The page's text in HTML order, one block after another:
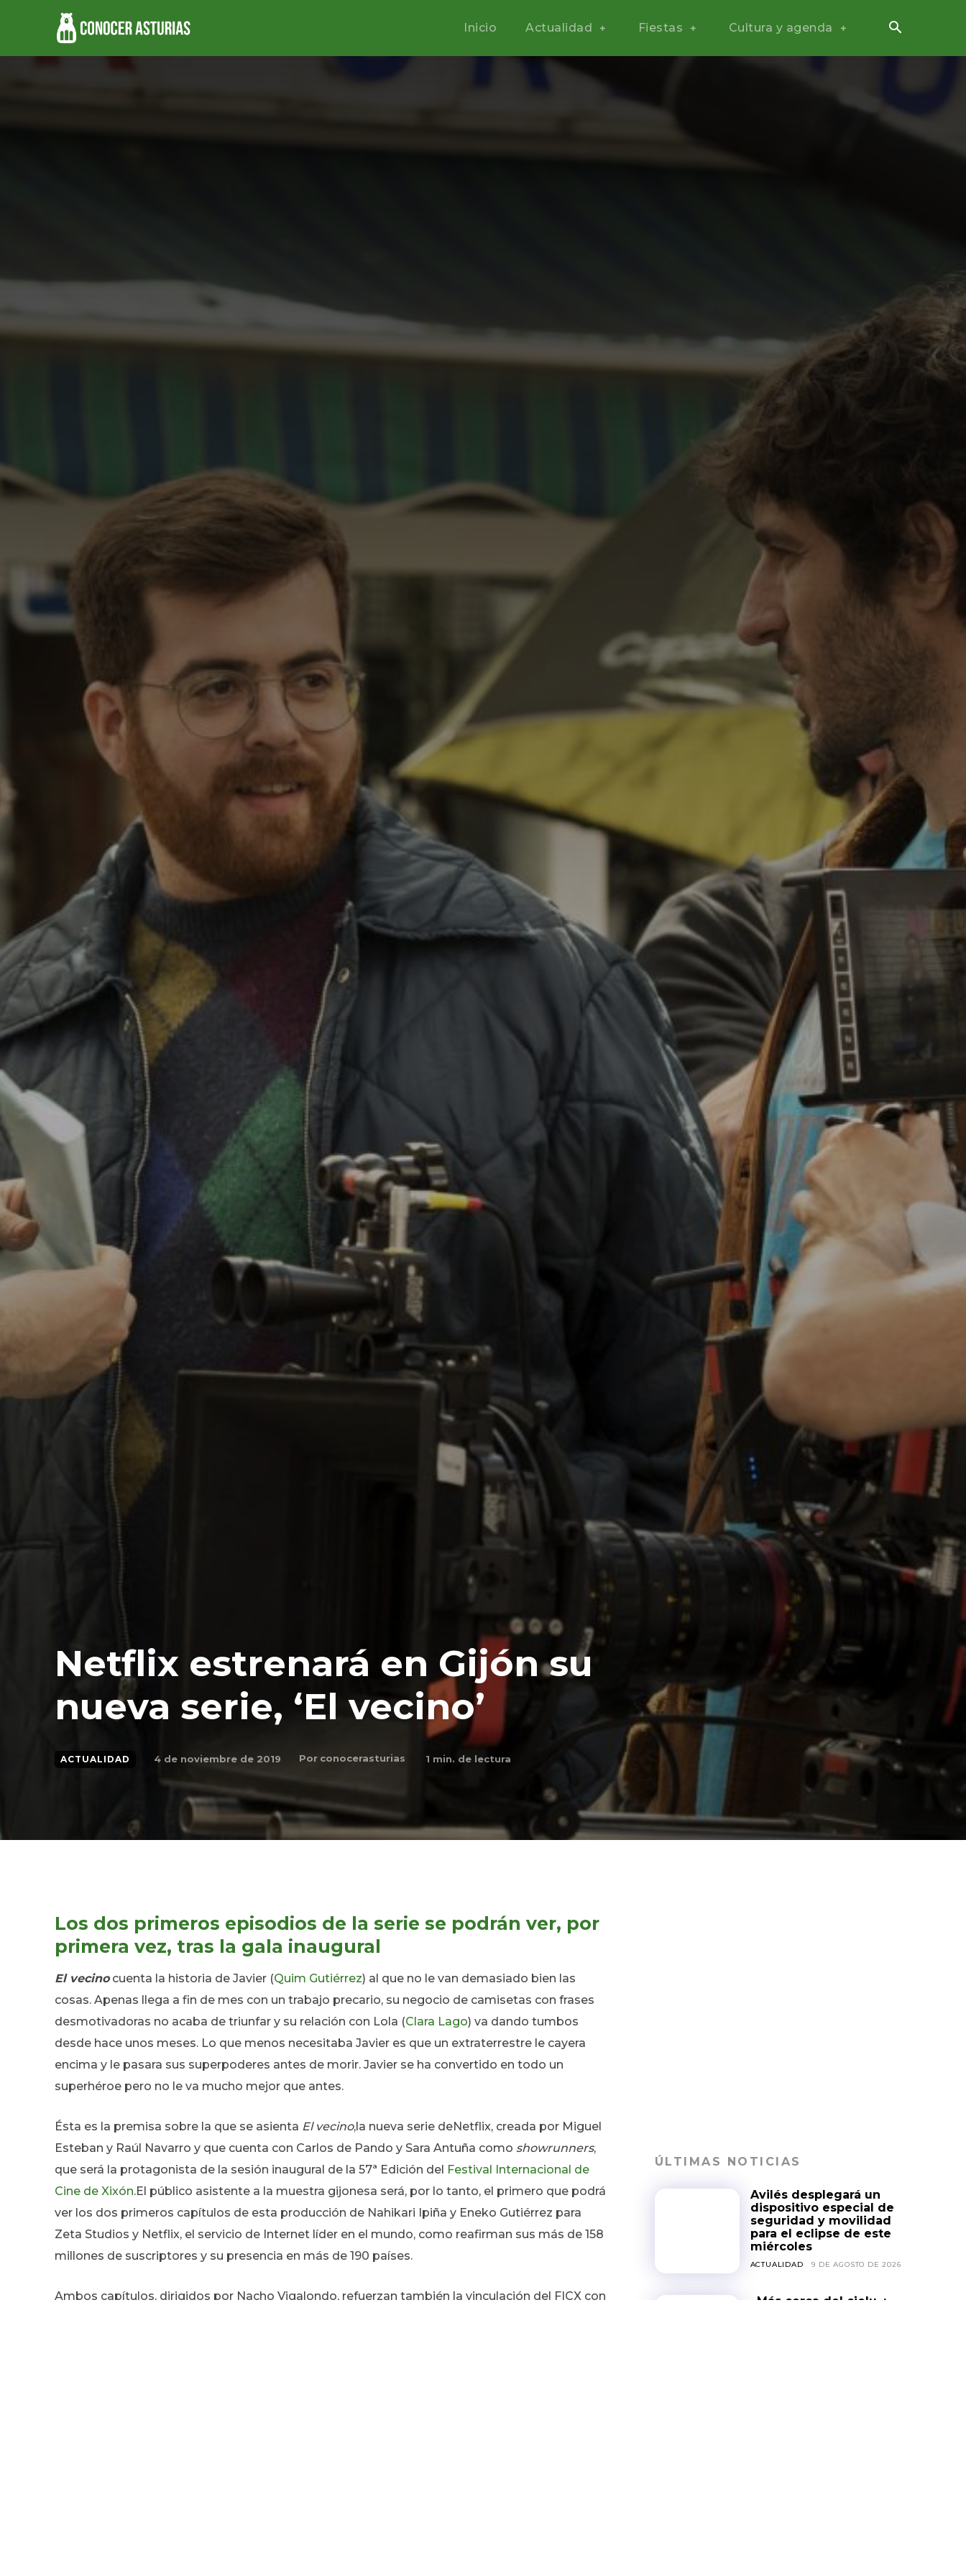
Inicio Actualidad Fiestas Cultura y agenda
Netflix estrenará en Gijón su
nueva serie, ‘El vecino’
ACTUALIDAD 4 de noviembre de 2019 Por conocerasturias 1 min. de lectura
Los dos primeros episodios de la serie se podrán ver, por
primera vez, tras la gala inaugural
El vecinocuenta la historia de Javier (Quim Gutiérrez) al que no le van demasiado bien las
cosas. Apenas llega a fin de mes con un trabajo precario, su negocio de camisetas con frases
desmotivadoras no acaba de triunfar y su relación con Lola (Clara Lago) va dando tumbos
desde hace unos meses. Lo que menos necesitaba Javier es que un extraterrestre le cayera
encima y le pasara sus superpoderes antes de morir. Javier se ha convertido en todo un
superhéroe pero no le va mucho mejor que antes.
Ésta es la premisa sobre la que se asienta El vecino,la nueva serie deNetflix, creada por Miguel
Esteban y Raúl Navarro y que cuenta con Carlos de Pando y Sara Antuña como showrunners,
que será la protagonista de la sesión inaugural de la 57ª Edición del Festival Internacional de
Cine de Xixón.El público asistente a la muestra gijonesa será, por lo tanto, el primero que podrá
ver los dos primeros capítulos de esta producción de Nahikari Ipiña y Eneko Gutiérrez para
Zeta Studios y Netflix, el servicio de Internet líder en el mundo, como reafirman sus más de 158
millones de suscriptores y su presencia en más de 190 países.
Ambos capítulos, dirigidos por Nacho Vigalondo, refuerzan también la vinculación del FICX con
ÚLTIMAS NOTICIAS
Avilés desplegará un
dispositivo especial de
seguridad y movilidad
para el eclipse de este
miércoles
ACTUALIDAD 9 DE AGOSTO DE 2026
«Más cerca del cielu»: